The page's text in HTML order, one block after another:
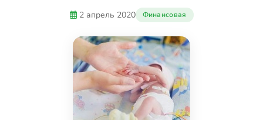
2 апрель 2020 Финансовая